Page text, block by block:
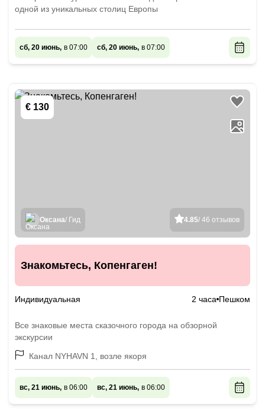
одной из уникальных столиц Европы
сб, 20 июнь, в 07:00 сб, 20 июнь, в 07:00
€ 130
4.85/ 46 отзывов
Оксана/ Гид
Знакомьтесь, Копенгаген!
Индивидуальная 2 часа Пешком
Все знаковые места сказочного города на обзорной
экскурсии
Канал NYHAVN 1, возле якоря
вс, 21 июнь, в 06:00 вс, 21 июнь, в 06:00